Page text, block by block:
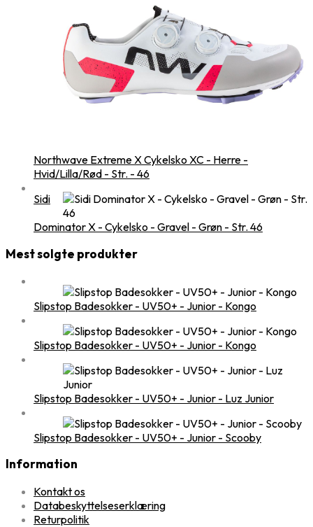
Northwave Extreme X Cykelsko XC - Herre -
Hvid/Lilla/Rød - Str. - 46
Sidi
Dominator X - Cykelsko - Gravel - Grøn - Str. 46
Mest solgte produkter
Slipstop Badesokker - UV50+ - Junior - Kongo
Slipstop Badesokker - UV50+ - Junior - Kongo
Slipstop Badesokker - UV50+ - Junior - Luz Junior
Slipstop Badesokker - UV50+ - Junior - Scooby
Information
Kontakt os
Databeskyttelseserklæring
Returpolitik